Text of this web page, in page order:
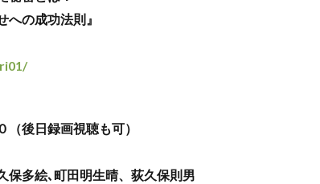
への成功法則』
後日録画視聴も可）
保多絵､町田明生晴、荻久保則男